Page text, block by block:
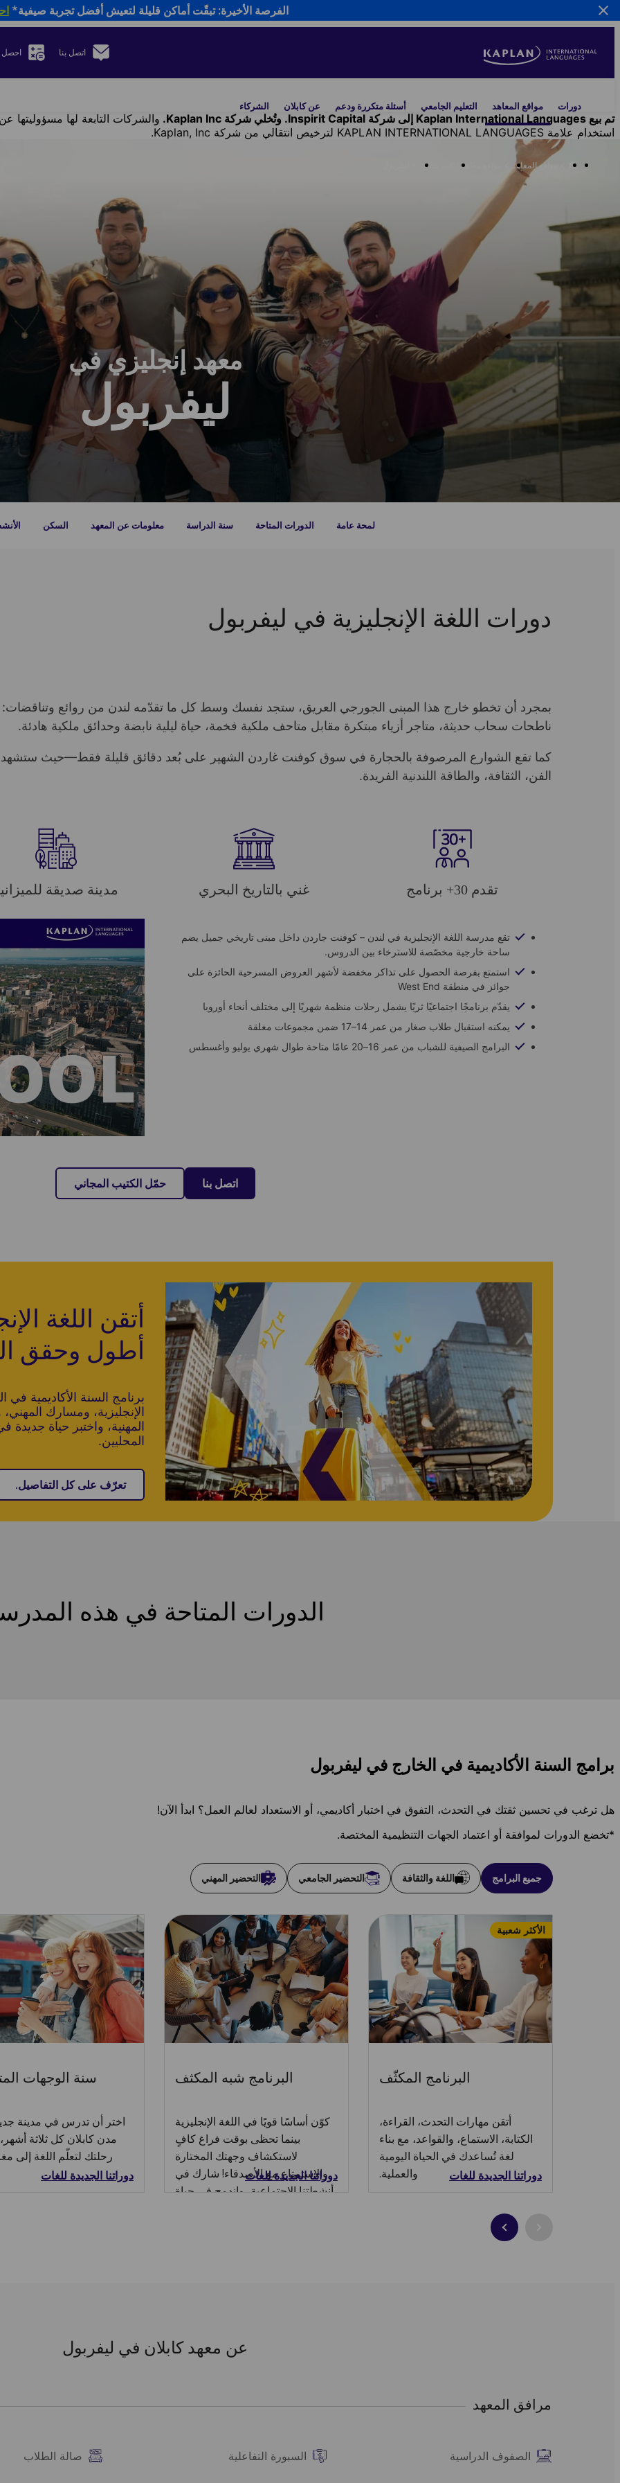
Skip
to
content
اتصل بنا
navigation
دورات مواقع المعاهد التعليم الجامعي أسئلة متكررة ودعم عن كابلان الشركاء
تم بيع Kaplan International Languages إلى شركة Inspirit Capital. وتُخلي شركة Kaplan Inc.
والشركات التابعة لها مسؤوليتها
استخدام علامة KAPLAN INTERNATIONAL LANGUAGES لترخيص انتقالي من شركة Kaplan, Inc.
الفرصة الأخيرة: تبقّت أماكن قليلة لتعيش أفضل تجربة صيفية*
مواقع المعاهد مواقع معاهدنا بريطانيا
معهد إنجليزي في
ليفربول
لمحة عامة الدورات المتاحة سنة الدراسة معلومات عن المعهد السكن
دورات اللغة الإنجليزية في ليفربول
بمجرد أن تخطو خارج هذا المبنى الجورجي العريق، ستجد نفسك وسط كل ما تقدّمه لندن من روائع وتناقضات:
ناطحات سحاب حديثة، متاجر أزياء مبتكرة مقابل متاحف ملكية فخمة، حياة ليلية نابضة وحدائق ملكية هادئة.
كما تقع الشوارع المرصوفة بالحجارة في سوق كوفنت غاردن الشهير على بُعد دقائق قليلة فقط—حيث ستشهد
الفن، الثقافة، والطاقة اللندنية الفريدة.
تقدم 30+ برنامج غني بالتاريخ البحري مدينة صديقة
تقع مدرسة اللغة الإنجليزية في لندن – كوفنت جاردن داخل مبنى تاريخي جميل يضم
ساحة خارجية مخصّصة للاسترخاء بين الدروس.
استمتع بفرصة الحصول على تذاكر مخفضة لأشهر العروض المسرحية الحائزة على
جوائز في منطقة West End
يقدّم برنامجًا اجتماعيًا ثريًا يشمل رحلات منظمة شهريًا إلى مختلف أنحاء أوروبا
يمكنه استقبال طلاب صغار من عمر 14–17 ضمن مجموعات مغلقة
البرامج الصيفية للشباب من عمر 16–20 عامًا متاحة طوال شهري يوليو وأغسطس
اتصل بنا حمّل الكتيب المجاني
أتقن اللغة
أطول وحقق
برنامج السنة الأكاديمية
الإنجليزية، ومسارك
المهنية، واختبر حياة
المحليين.
تعرّف على كل التفاصيل.
الدورات المتاحة في هذه
برامج السنة الأكاديمية في الخارج في ليفربول
هل ترغب في تحسين ثقتك في التحدث، التفوق في اختبار أكاديمي، أو الاستعداد لعالم العمل؟ ابدأ الآن!
*تخضع الدورات لموافقة أو اعتماد الجهات التنظيمية المختصة.
جميع البرامج اللغة والثقافة التحضير الجامعي التحضير المهني
الأكثر شعبية
البرنامج المكثّف
أتقن مهارات التحدث، القراءة،
الكتابة، الاستماع، والقواعد، مع بناء
لغة تُساعدك في الحياة اليومية
والعملية.
دوراتنا الجديدة للغات
البرنامج شبه المكثف
كوّن أساسًا قويًا في اللغة الإنجليزية
بينما تحظى بوقت فراغ كافٍ
لاستكشاف وجهتك المختارة
والاستمتاع مع الأصدقاء! شارك في
أنشطتنا الاجتماعية، واندمج في حياة
دوراتنا الجديدة للغات
سنة الوجهات
اختر أن تدرس في مدينة
مدن كابلان كل ثلاثة
رحلتك لتعلّم اللغة إلى
دوراتنا الجديدة للغات
عن معهد كابلان في ليفربول
مرافق المعهد
الصفوف الدراسية السبورة التفاعلية صالة الطلاب